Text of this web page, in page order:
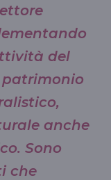
del
anche
Sono
che